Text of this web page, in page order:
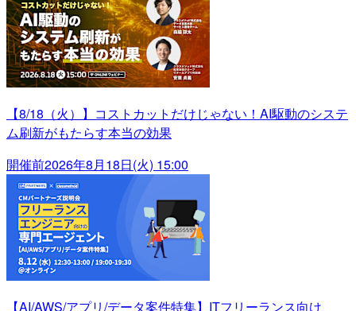
【8/18（火）】コストカットだけじゃない！AI駆動のシステ
ム刷新がもたらす本当の効果
開催前2026年8月18日(火) 15:00
【AI/AWS/アプリ/データ案件特集】ITフリーランス向け